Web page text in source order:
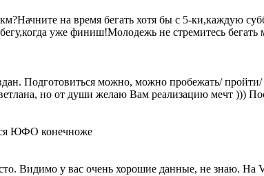
на время бегать хотя бы с 5-ки,каждую
уже финиш!Молодежь не стремитесь
Подготовиться можно, можно пробежать/
но от души желаю Вам реализацию мечт )))
ЮФО конечноже
Видимо у вас очень хорошие данные, не знаю. На